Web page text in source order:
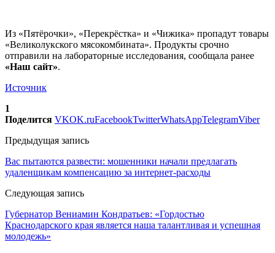
Из «Пятёрочки», «Перекрёстка» и «Чижика» пропадут товары
«Великолукского мясокомбината». Продукты срочно
отправили на лабораторные исследования, сообщала ранее
«Наш сайт».
Источник
1
Поделится VKOK.ruFacebookTwitterWhatsAppTelegramViber
Предыдущая запись
Вас пытаются развести: мошенники начали предлагать
удаленщикам компенсацию за интернет-расходы
Следующая запись
Губернатор Вениамин Кондратьев: «Гордостью
Краснодарского края является наша талантливая и успешная
молодежь»